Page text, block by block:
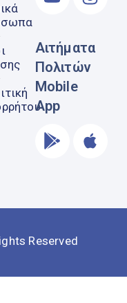
Αιτήματα
Πολιτών
Mobile
App
Reserved